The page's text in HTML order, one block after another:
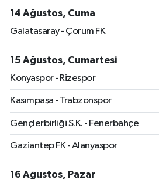
14 Ağustos, Cuma
Galatasaray - Çorum FK
15 Ağustos, Cumartesi
Konyaspor - Rizespor
Kasımpaşa - Trabzonspor
Gençlerbirliği S.K. - Fenerbahçe
Gaziantep FK - Alanyaspor
16 Ağustos, Pazar